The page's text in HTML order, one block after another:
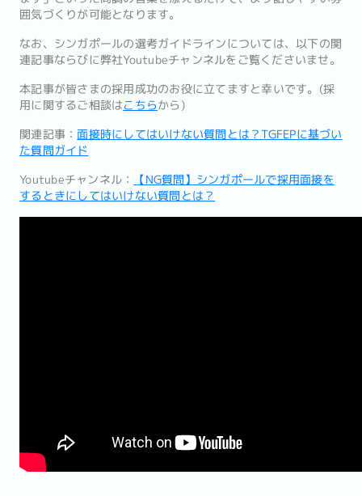
囲気づくりが可能となります。
なお、シンガポールの選考ガイドラインについては、以下の関
連記事ならびに弊社Youtubeチャンネルをご覧くださいませ。
本記事が皆さまの採用成功のお役に立てますと幸いです。(採
用に関するご相談はこちらから)
関連記事： 面接時にしてはいけない質問とは？TGFEPに基づい
た質問ガイド
Youtubeチャンネル：
【NG質問】シンガポールで採用面接を
するときにしてはいけない質問とは？